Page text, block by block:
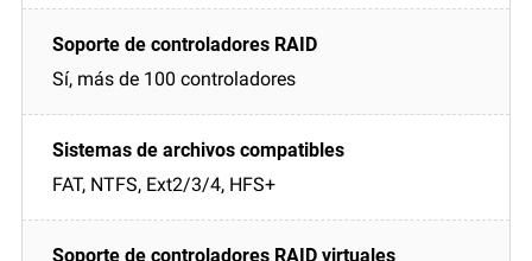
Sí, más de 100 controladores
FAT, NTFS, Ext2/3/4, HFS+